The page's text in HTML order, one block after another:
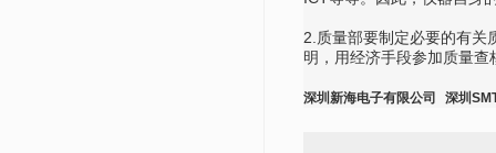
2.质量部要制定必要的有关
明，用经济手段参加质量
深圳新海电子有限公司 深圳